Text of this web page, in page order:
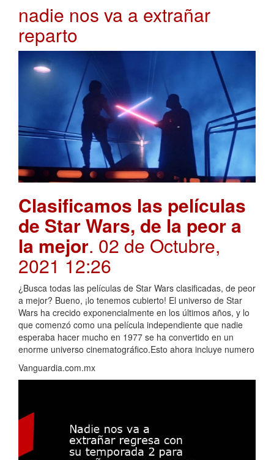
nadie nos va a extrañar
reparto
Clasificamos las películas
de Star Wars, de la peor a
la mejor. 02 de Octubre,
2021 12:26
¿Busca todas las películas de Star Wars clasificadas, de peor
a mejor? Bueno, ¡lo tenemos cubierto! El universo de Star
Wars ha crecido exponencialmente en los últimos años, y lo
que comenzó como una película independiente que nadie
esperaba hacer mucho en 1977 se ha convertido en un
enorme universo cinematográfico.Esto ahora incluye numero
Vanguardia.com.mx